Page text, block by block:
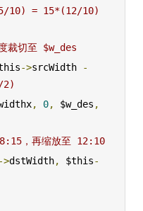
10) = 15*(12/10)
裁切至 $w_des
->srcWidth
-
, 0, $w_des ,
，再缩放至 12:10
->dstWidth, $this-